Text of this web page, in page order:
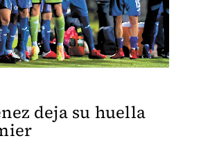
deja su huella